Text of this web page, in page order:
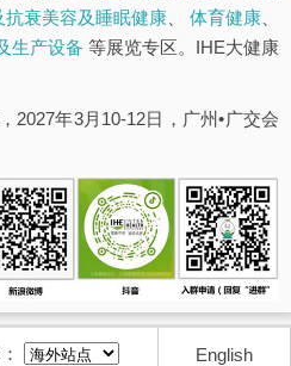
抗衰美容及睡眠健康、 体育健康、
生产设备 等展览专区。IHE大健康
2027年3月10-12日，广州•广交会
English